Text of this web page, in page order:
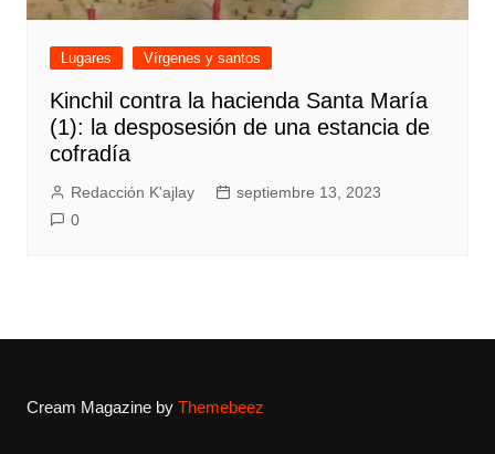
Lugares Vírgenes y santos
Kinchil contra la hacienda Santa María
(1): la desposesión de una estancia de
cofradía
Redacción K'ajlay
septiembre 13, 2023
0
Cream Magazine by Themebeez